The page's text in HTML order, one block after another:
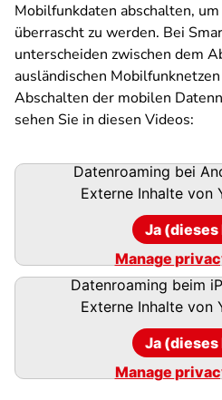
Mobilfunkdaten abschalten,
überrascht zu werden. Bei
unterscheiden zwischen dem
ausländischen
Abschalten der mobilen
sehen Sie in diesen Videos:
Datenroaming bei
Externe Inhalte von
Ja (dieses
Manage
Datenroaming beim
Externe Inhalte von
Ja (dieses
Manage